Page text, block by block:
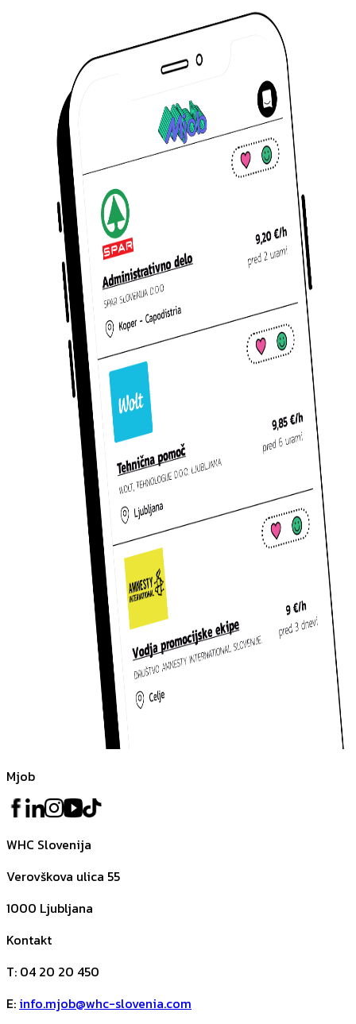
Mjob
WHC Slovenija
Verovškova ulica 55
1000 Ljubljana
Kontakt
T: 04 20 20 450
E: info.mjob@whc-slovenia.com